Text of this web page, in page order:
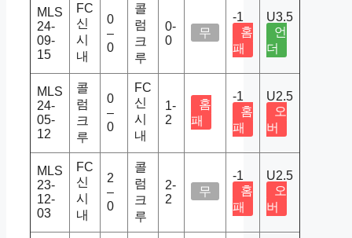
MLS
24-
09-
15
FC
신
시
내
0
–
0
콜
럼
크
루
0-
0
무
-1
홈
패
U3.5
언
더
MLS
24-
05-
12
콜
럼
크
루
0
–
0
FC
신
시
내
1-
2
홈
패
-1
홈
패
U2.5
오
버
MLS
23-
12-
03
FC
신
시
내
2
–
0
콜
럼
크
루
2-
2
무
-1
홈
패
U2.5
오
버